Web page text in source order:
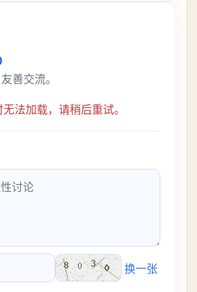
善交流。
法加载，请稍后重试。
换一张